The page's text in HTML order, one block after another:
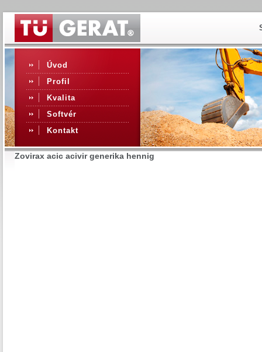
Úvod
Profil
Kvalita
Softvér
Kontakt
Zovirax acic acivir generika hennig